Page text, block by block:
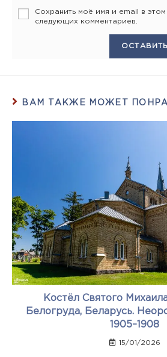
Сохранить моё имя и email в этом
следующих комментариев.
ВАМ ТАКЖЕ МОЖЕТ
Костёл Святого
Белогруда, Беларусь.
1905–1908
15/01/2026